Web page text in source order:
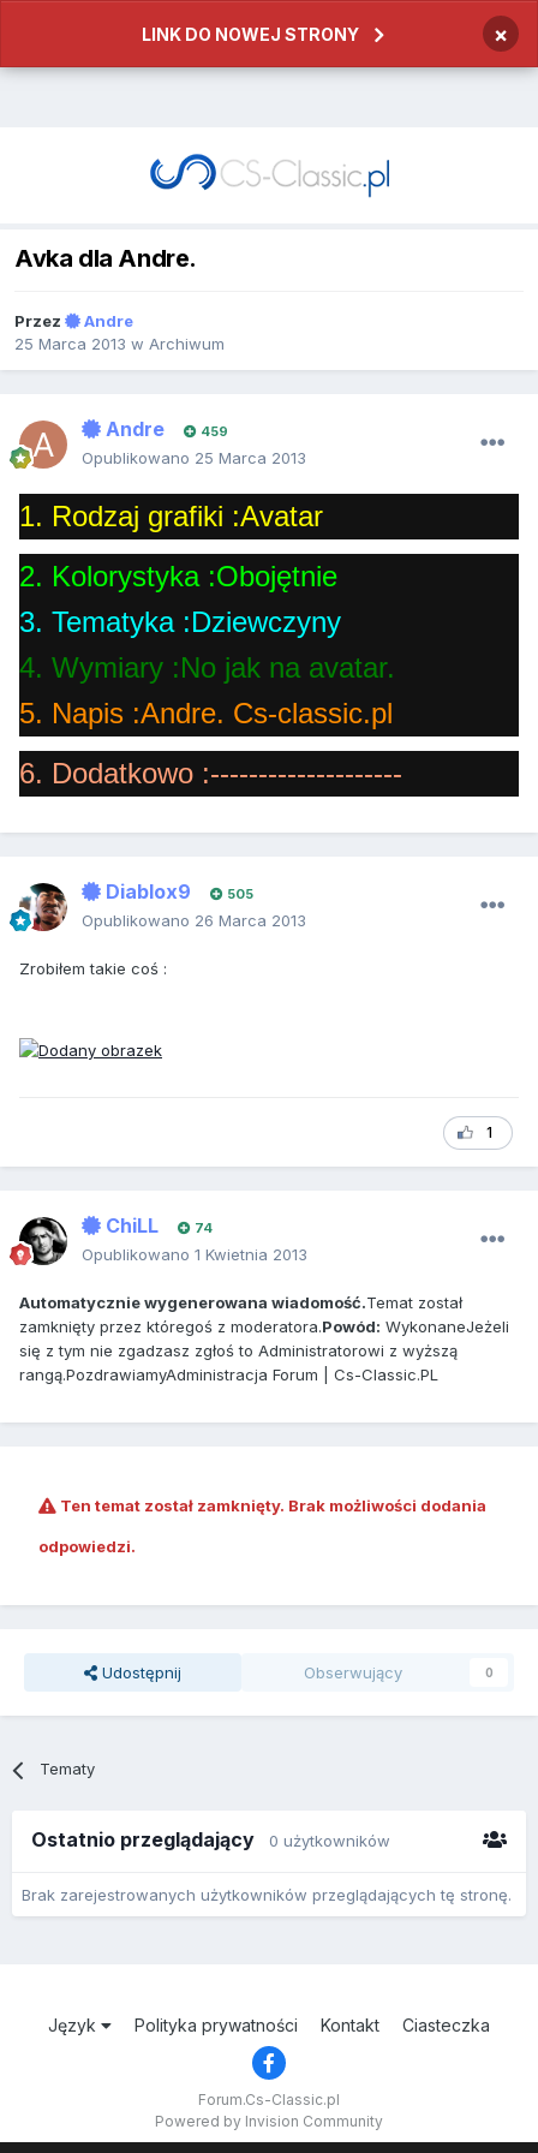
LINK DO NOWEJ STRONY ×
Avka dla Andre.
Przez
Andre
25 Marca 2013 w Archiwum
Andre 459
Opublikowano 25 Marca 2013
1. Rodzaj grafiki :Avatar
2. Kolorystyka :Obojętnie
3. Tematyka :Dziewczyny
4. Wymiary :No jak na avatar.
5. Napis :Andre. Cs-classic.pl
6. Dodatkowo :--------------------
Diablox9 505
Opublikowano 26 Marca 2013
Zrobiłem takie coś :
1
ChiLL 74
Opublikowano 1 Kwietnia 2013
Automatycznie wygenerowana wiadomość.Temat został
zamknięty przez któregoś z moderatora.Powód: WykonaneJeżeli
się z tym nie zgadzasz zgłoś to Administratorowi z wyższą
rangą.PozdrawiamyAdministracja Forum | Cs-Classic.PL
Ten temat został zamknięty. Brak możliwości dodania
odpowiedzi.
Udostępnij Obserwujący 0
Tematy
Ostatnio przeglądający 0 użytkowników
Brak zarejestrowanych użytkowników przeglądających tę stronę.
Język Polityka prywatności Kontakt Ciasteczka
Forum.Cs-Classic.pl
Powered by Invision Community